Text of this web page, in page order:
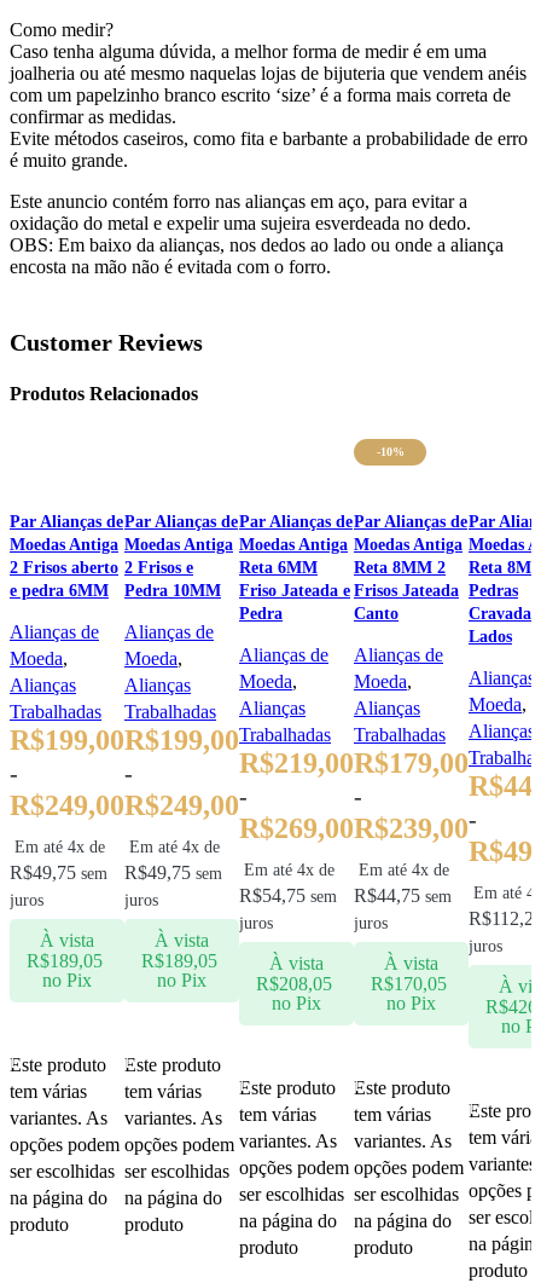
Como medir?
Caso tenha alguma dúvida, a melhor forma de medir é em uma
joalheria ou até mesmo naquelas lojas de bijuteria que vendem anéis
com um papelzinho branco escrito ‘size’ é a forma mais correta de
confirmar as medidas.
Evite métodos caseiros, como fita e barbante a probabilidade de erro
é muito grande.
Este anuncio contém forro nas alianças em aço, para evitar a
oxidação do metal e expelir uma sujeira esverdeada no dedo.
OBS: Em baixo da alianças, nos dedos ao lado ou onde a aliança
encosta na mão não é evitada com o forro.
Customer Reviews
Produtos Relacionados
Par Alianças de
Moedas Antiga
2 Frisos aberto
e pedra 6MM
Alianças de
Moeda,
Alianças
Trabalhadas
R$199,00
-
R$249,00
Em até 4x de
R$49,75 sem
juros
À vista
R$189,05
no Pix
Este produto
tem várias
variantes. As
opções podem
ser escolhidas
na página do
produto
Par Alianças de
Moedas Antiga
2 Frisos e
Pedra 10MM
Alianças de
Moeda,
Alianças
Trabalhadas
R$199,00
-
R$249,00
Em até 4x de
R$49,75 sem
juros
À vista
R$189,05
no Pix
Este produto
tem várias
variantes. As
opções podem
ser escolhidas
na página do
produto
Par Alianças de
Moedas Antiga
Reta 6MM
Friso Jateada e
Pedra
Alianças de
Moeda,
Alianças
Trabalhadas
R$219,00
-
R$269,00
Em até 4x de
R$54,75 sem
juros
À vista
R$208,05
no Pix
Este produto
tem várias
variantes. As
opções podem
ser escolhidas
na página do
produto
-10%
Par Alianças de
Moedas Antiga
Reta 8MM 2
Frisos Jateada
Canto
Alianças de
Moeda,
Alianças
Trabalhadas
R$179,00
-
R$239,00
Em até 4x de
R$44,75 sem
juros
À vista
R$170,05
no Pix
Este produto
tem várias
variantes. As
opções podem
ser escolhidas
na página do
produto
Par
Moedas
Reta
Pedras
Cravadas
Lados
Alianças
Moeda,
Alianças
R$
-
R$
Em até
R$
juros
À
R$
no
Este
tem
opções
ser
na
produto